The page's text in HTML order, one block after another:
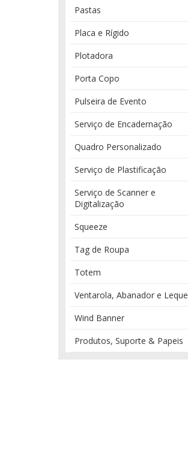
Pastas
Placa e Rígido
Plotadora
Porta Copo
Pulseira de Evento
Serviço de Encadernação
Quadro Personalizado
Serviço de Plastificação
Serviço de Scanner e
Digitalização
Squeeze
Tag de Roupa
Totem
Ventarola, Abanador e Leque
Wind Banner
Produtos, Suporte & Papeis